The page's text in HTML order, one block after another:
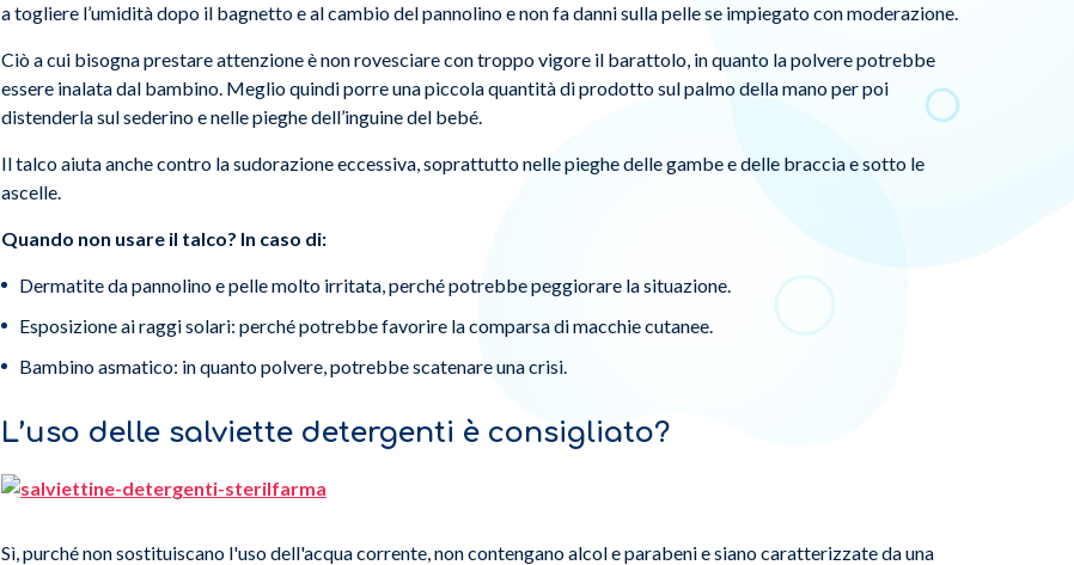
a togliere l’umidità dopo il bagnetto e al cambio del pannolino e non fa danni sulla pelle se impiegato con moderazione.
Ciò a cui bisogna prestare attenzione è non rovesciare con troppo vigore il barattolo, in quanto la polvere potrebbe
essere inalata dal bambino. Meglio quindi porre una piccola quantità di prodotto sul palmo della mano per poi
distenderla sul sederino e nelle pieghe dell’inguine del bebé.
Il talco aiuta anche contro la sudorazione eccessiva, soprattutto nelle pieghe delle gambe e delle braccia e sotto le
ascelle.
Quando non usare il talco? In caso di:
Dermatite da pannolino e pelle molto irritata, perché potrebbe peggiorare la situazione.
Esposizione ai raggi solari: perché potrebbe favorire la comparsa di macchie cutanee.
Bambino asmatico: in quanto polvere, potrebbe scatenare una crisi.
L’uso delle salviette detergenti è consigliato?
Sì, purché non sostituiscano l'uso dell'acqua corrente, non contengano alcol e parabeni e siano caratterizzate da una